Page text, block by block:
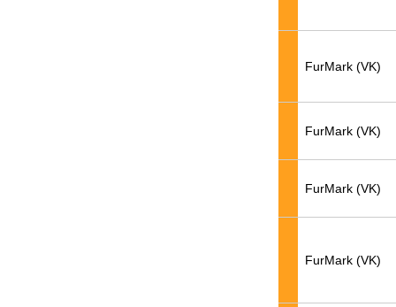
FurMark (VK)
FurMark (VK)
FurMark (VK)
FurMark (VK)